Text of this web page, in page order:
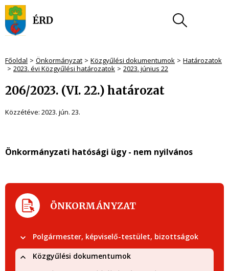
Főoldal Önkormányzat Közgyűlési dokumentumok
Határozatok
2023. évi Közgyűlési határozatok
2023. június 22
206/2023. (VI. 22.) határozat
Közzétéve: 2023. jún. 23.
Önkormányzati hatósági ügy - nem nyilvános
ÖNKORMÁNYZAT
Polgármester, képviselő-testület, bizottságok
Közgyűlési dokumentumok